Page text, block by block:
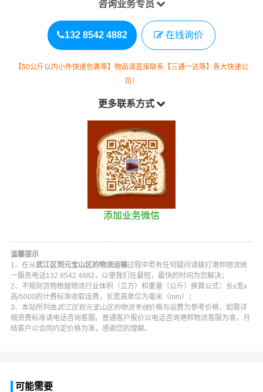
咨询业务专员
132 8542 4882 在线询价
【50公斤以内小件快递包裹等】物品请直接联系【三通一达等】各大快递公
司！
更多联系方式
添加业务微信
温馨提示
1、在从武江区到元宝山区的物流运输过程中若有任何疑问请拨打 港邦物流统
一服务电话132 8542 4882 ，以便我们在最短，最快的时间为您解决；
2、不规则货物根据物流行业体积（立方）和重量（公斤）换算公式：长x宽x
高/5000的计费标准收取运费，长宽高单位为毫米（mm）；
3、本站所列由武江区到元宝山区的物流专线价格与运费为参考价格，如需详
细资费标准请电话咨询客服。普通客户报价以电话咨询港邦物流客服为准，月
结客户以合同约定价格为准，感谢您的理解。
可能需要